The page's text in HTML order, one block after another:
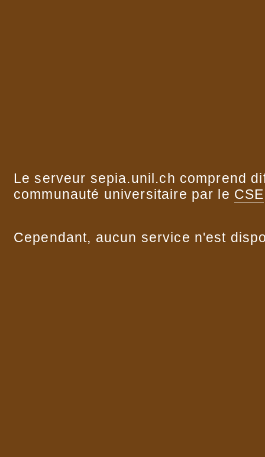
Le serveur sepia.unil.ch comprend
communauté universitaire par le CSE
Cependant, aucun service n'est